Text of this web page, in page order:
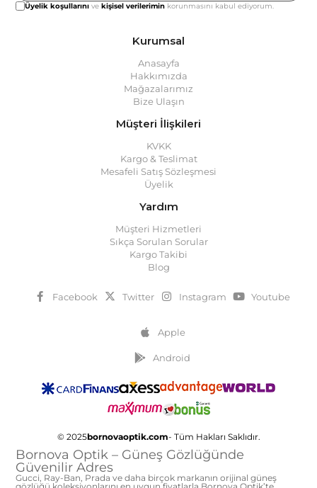
Üyelik koşullarını vekişisel verilerimin korunmasını kabul ediyorum.
Kurumsal
Anasayfa
Hakkımızda
Mağazalarımız
Bize Ulaşın
Müşteri İlişkileri
KVKK
Kargo & Teslimat
Mesafeli Satış Sözleşmesi
Üyelik
Yardım
Müşteri Hizmetleri
Sıkça Sorulan Sorular
Kargo Takibi
Blog
Facebook Twitter Instagram Youtube
Apple
Android
© 2025bornovaoptik.com- Tüm Hakları Saklıdır.
Bornova Optik – Güneş Gözlüğünde
Güvenilir Adres
Gucci, Ray-Ban, Prada ve daha birçok markanın orijinal güneş